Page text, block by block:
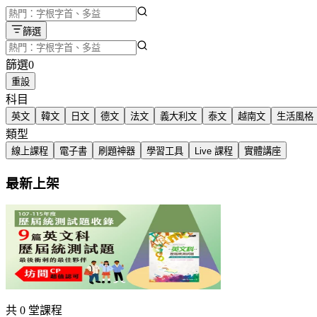
篩選
篩選0
重設
科目
英文 韓文 日文 德文 法文 義大利文 泰文 越南文 生活風格
類型
線上課程 電子書 刷題神器 學習工具 Live 課程 實體講座
最新上架
英文科歷屆統測試題(增訂九版)
東大圖書 ・ 黃宏祿, 黃純瑜, 楊凱全, 楊慧君
NT$1719 折後
共 0 堂課程